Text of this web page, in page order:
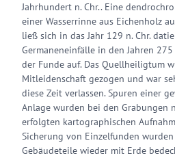
Jahrhundert n. Chr.. Eine
einer Wasserrinne aus Eichenholz
ließ sich in das Jahr 129 n. Chr.
Germaneneinfälle in den Jahren
der Funde auf. Das Quellheiligtum
Mitleidenschaft gezogen und war
diese Zeit verlassen. Spuren einer
Anlage wurden bei den Grabungen
erfolgten kartographischen
Sicherung von Einzelfunden
Gebäudeteile wieder mit Erde